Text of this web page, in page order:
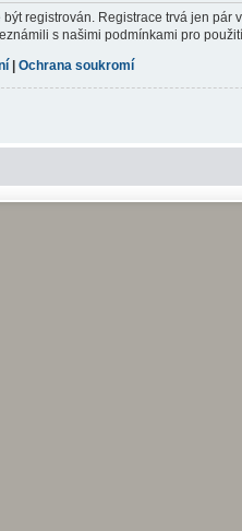
registrován. Registrace trvá jen
s našimi podmínkami pro
Ochrana soukromí